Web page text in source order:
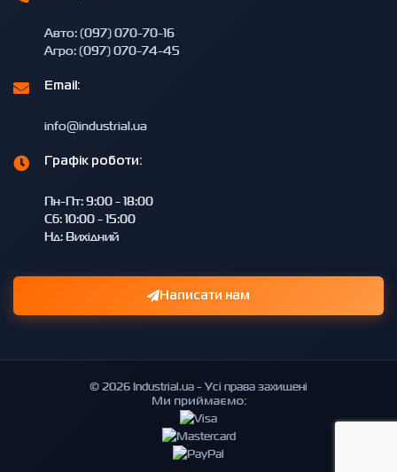
Авто: (097) 070-70-16
Агро: (097) 070-74-45
Email:
info@industrial.ua
Графік роботи:
Пн-Пт: 9:00 - 18:00
Сб: 10:00 - 15:00
Нд: Вихідний
Написати нам
© 2026 Industrial.ua - Усі права захищені
Ми приймаємо: